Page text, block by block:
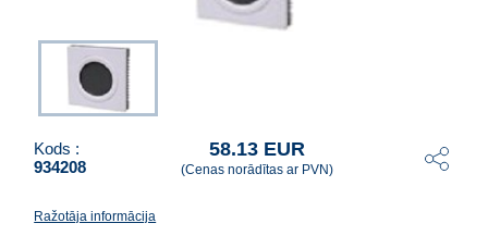
Kods :
934208
58.13 EUR
(Cenas norādītas ar PVN)
Ražotāja informācija